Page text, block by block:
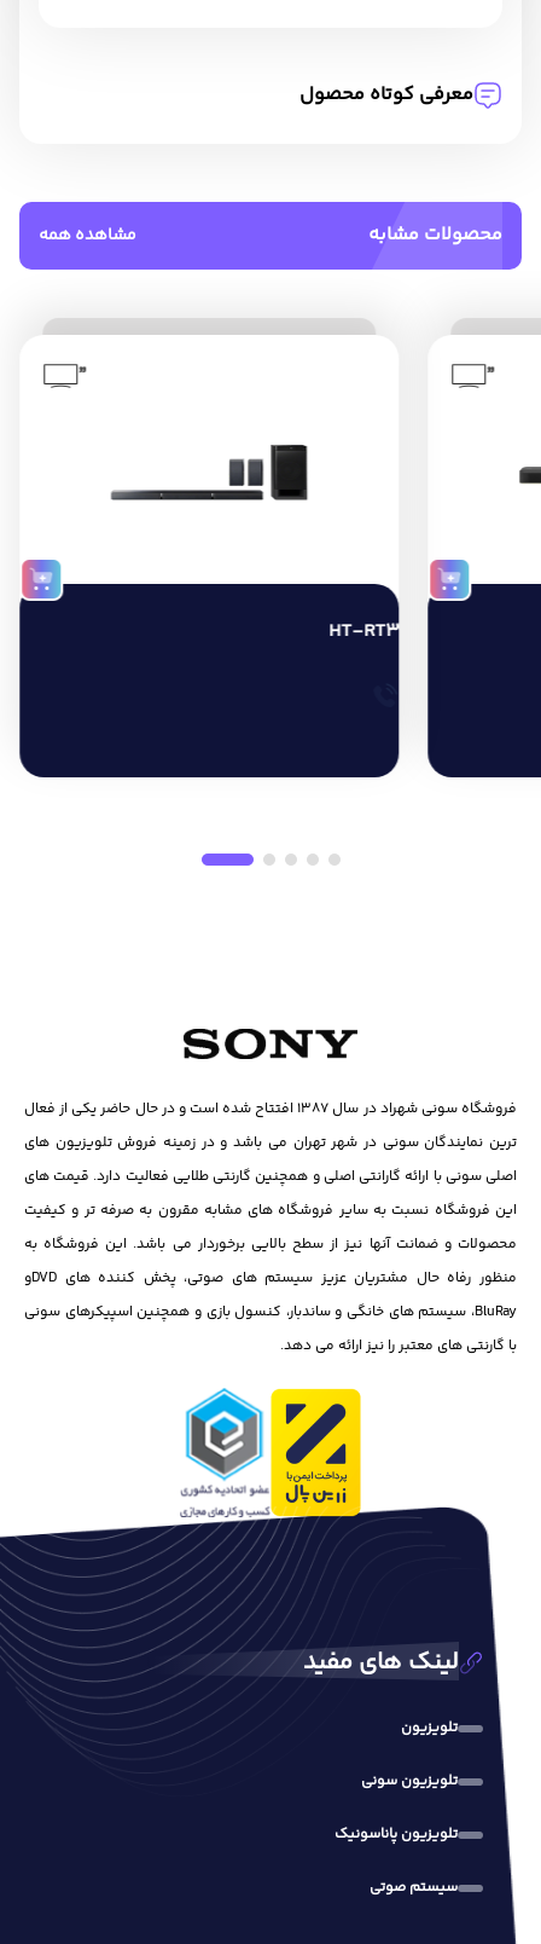
معرفی کوتاه محصول
محصولات مشابه مشاهده همه
”
”
HT-RT3
فروشگاه سونی شهراد در سال ۱۳۸۷ افتتاح شده است و در حال حاضر یکی از فعال
ترین نمایندگان سونی در شهر تهران می باشد و در زمینه فروش تلویزیون های
اصلی سونی با ارائه گارانتی اصلی و همچنین گارنتی طلایی فعالیت دارد. قیمت های
این فروشگاه نسبت به سایر فروشگاه های مشابه مقرون به صرفه تر و کیفیت
محصولات و ضمانت آنها نیز از سطح بالایی برخوردار می باشد. این فروشگاه به
منظور رفاه حال مشتریان عزیز سیستم های صوتی، پخش کننده های DVD‌و
BluRay، سیستم های خانگی و ساندبار، کنسول بازی و همچنین اسپیکرهای سونی
با گارنتی های معتبر را نیز ارائه می دهد.
لینک های مفید
تلویزیون
تلویزیون سونی
تلویزیون پاناسونیک
سیستم صوتی